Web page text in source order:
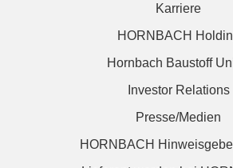
Karriere
HORNBACH
Hornbach Baustoff
Investor Relations
Presse/Medien
HORNBACH